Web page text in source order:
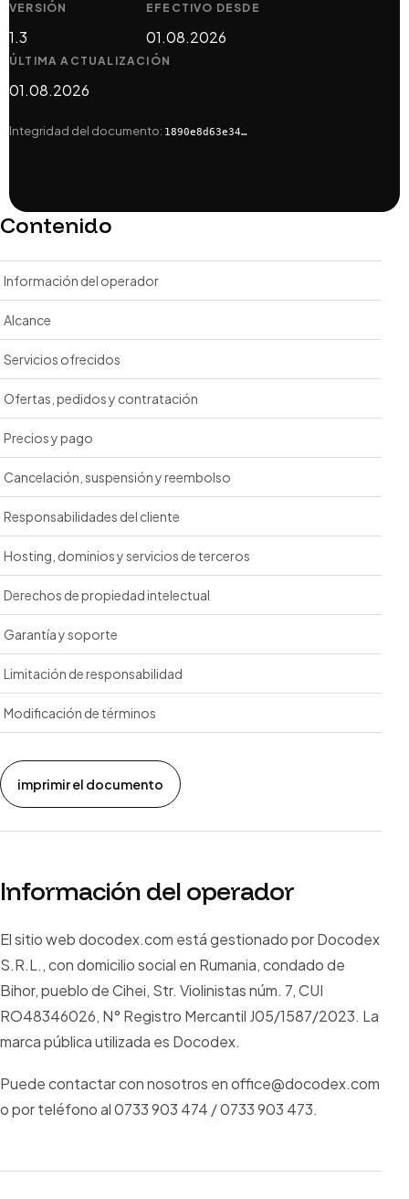
VERSIÓN
1.3
EFECTIVO DESDE
01.08.2026
ÚLTIMA ACTUALIZACIÓN
01.08.2026
Integridad del documento: 1890e8d63e34…
Contenido
Información del operador
Alcance
Servicios ofrecidos
Ofertas, pedidos y contratación
Precios y pago
Cancelación, suspensión y reembolso
Responsabilidades del cliente
Hosting, dominios y servicios de terceros
Derechos de propiedad intelectual
Garantía y soporte
Limitación de responsabilidad
Modificación de términos
imprimir el documento
Información del operador
El sitio web docodex.com está gestionado por Docodex
S.R.L., con domicilio social en Rumania, condado de
Bihor, pueblo de Cihei, Str. Violinistas núm. 7, CUI
RO48346026, N° Registro Mercantil J05/1587/2023. La
marca pública utilizada es Docodex.
Puede contactar con nosotros en office@docodex.com
o por teléfono al 0733 903 474 / 0733 903 473.